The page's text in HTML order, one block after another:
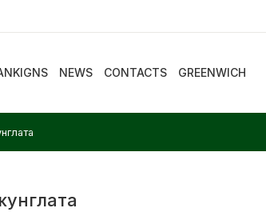
NEWS CONTACTS GREENWICH